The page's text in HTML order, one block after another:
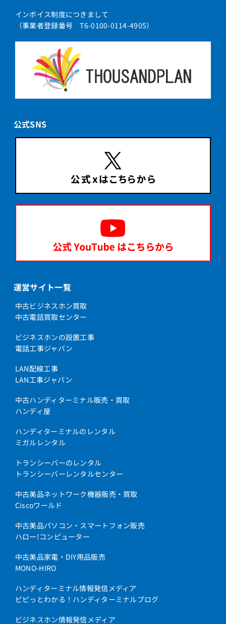
インボイス制度につきまして
（事業者登録番号 T6-0100-0114-4905）
公式SNS
運営サイト一覧
中古ビジネスホン買取
中古電話買取センター
ビジネスホンの設置工事
電話工事ジャパン
LAN配線工事
LAN工事ジャパン
中古ハンディターミナル販売・買取
ハンディ屋
ハンディターミナルのレンタル
ミガルレンタル
トランシーバーのレンタル
トランシーバーレンタルセンター
中古美品ネットワーク機器販売・買取
Ciscoワールド
中古美品パソコン・スマートフォン販売
ハロー!コンピューター
中古美品家電・DIY用品販売
MONO-HIRO
ハンディターミナル情報発信メディア
ピピっとわかる！ハンディターミナルブログ
ビジネスホン情報発信メディア